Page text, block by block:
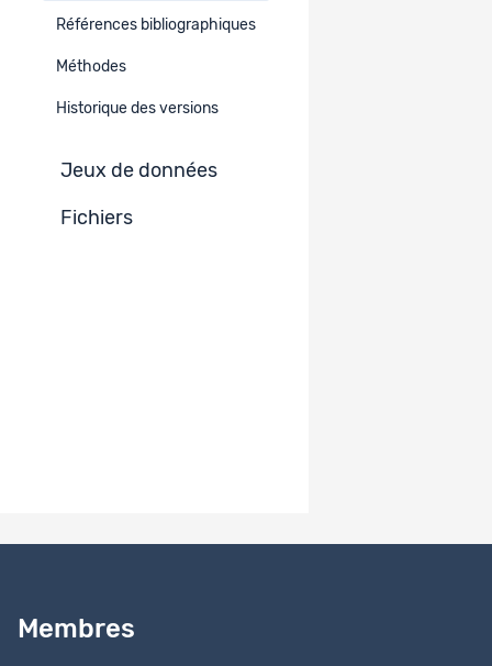
Références bibliographiques
Méthodes
Historique des versions
Jeux de données
Fichiers
Subside FNS
N° 198472
Membres